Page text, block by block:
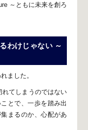
～ともに未来を創ろ
わけじゃない ～
ました。
てしまうのではない
とで、一歩を踏み出
まるのか、心配があ